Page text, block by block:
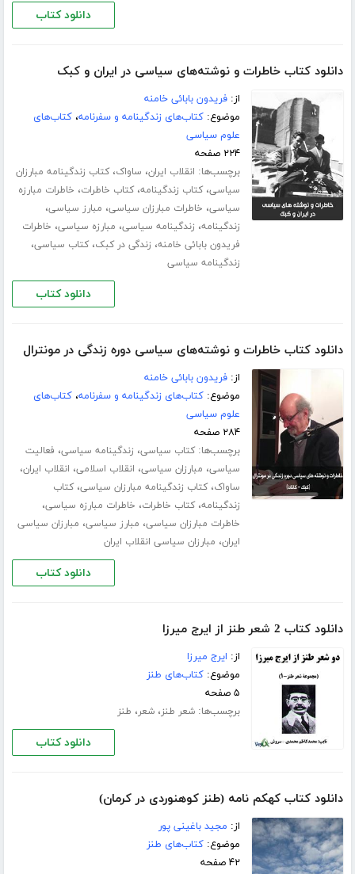
دانلود کتاب
دانلود کتاب خاطرات و نوشته‌های سیاسی در ایران و کبک
از:فریدون بابائی خامنه
موضوع:کتاب‌های زندگینامه و سفرنامه،کتاب‌های
علوم سیاسی
۲۲۴ صفحه
برچسب‌ها: انقلاب ایران، ساواک،کتاب زندگینامه مبارزان
سیاسی،کتاب زندگینامه،کتاب خاطرات، خاطرات مبارزه
سیاسی، خاطرات مبارزان سیاسی، مبارز سیاسی،
زندگینامه، زندگینامه سیاسی، مبارزه سیاسی، خاطرات
فریدون بابائی خامنه، زندگی در کبک،کتاب سیاسی،
زندگینامه سیاسی
دانلود کتاب
دانلود کتاب خاطرات و نوشته‌های سیاسی دوره زندگی در مونترال
از:فریدون بابائی خامنه
موضوع:کتاب‌های زندگینامه و سفرنامه،کتاب‌های
علوم سیاسی
۲۸۴ صفحه
برچسب‌ها:کتاب سیاسی، زندگینامه سیاسی، فعالیت
سیاسی، مبارزان سیاسی، انقلاب اسلامی، انقلاب ایران،
ساواک،کتاب زندگینامه مبارزان سیاسی،کتاب
زندگینامه،کتاب خاطرات، خاطرات مبارزه سیاسی،
خاطرات مبارزان سیاسی، مبارز سیاسی، مبارزان سیاسی
ایران، مبارزان سیاسی انقلاب ایران
دانلود کتاب
دانلود کتاب 2 شعر طنز از ایرج میرزا
از: ایرج میرزا
موضوع:کتاب‌های طنز
۵ صفحه
برچسب‌ها:شعر طنز،شعر، طنز
دانلود کتاب
دانلود کتاب کهکم نامه (طنز کوهنوردی در کرمان)
از: مجید باغینی پور
موضوع:کتاب‌های طنز
۴۲ صفحه